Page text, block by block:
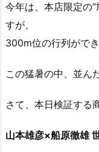
今年は、本店限定の
すが、
300m位の行列がで
この猛暑の中、並ん
さて、本日検証する
山本雄彦×船原徹雄